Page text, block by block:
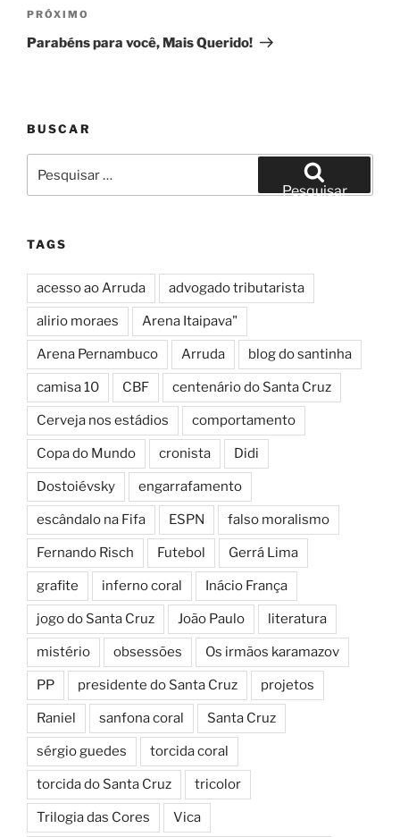
Próximo
post
PRÓXIMO
Parabéns para você, Mais Querido!
BUSCAR
por:
Pesquisar
TAGS
acesso ao Arruda advogado tributarista
alirio moraes Arena Itaipava"
Arena Pernambuco Arruda blog do santinha
camisa 10 CBF centenário do Santa Cruz
Cerveja nos estádios comportamento
Copa do Mundo cronista Didi
Dostoiévsky engarrafamento
escândalo na Fifa ESPN falso moralismo
Fernando Risch Futebol Gerrá Lima
grafite inferno coral Inácio França
jogo do Santa Cruz João Paulo literatura
mistério obsessões Os irmãos karamazov
PP presidente do Santa Cruz projetos
Raniel sanfona coral Santa Cruz
sérgio guedes torcida coral
torcida do Santa Cruz tricolor
Trilogia das Cores Vica